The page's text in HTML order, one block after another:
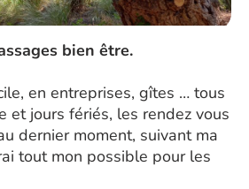
bien être.
en entreprises, gîtes … tous
et jours fériés, les rendez vous
dernier moment, suivant ma
tout mon possible pour les